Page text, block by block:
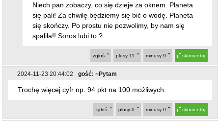
Niech pan zobaczy, co się dzieje za oknem. Planeta
się pali! Za chwilę będziemy się bić o wodę. Planeta
się skończy. Po prostu nie pozwolimy, by nam się
spaliła!! Soros lubi to ?
skomentuj
minusy 9
plusy 11
zgłoś
2024-11-23 20:44:02 gość: ~Pytam
Trochę więcej cyfr np. 94 pkt na 100 możliwych.
skomentuj
minusy 0
plusy 0
zgłoś